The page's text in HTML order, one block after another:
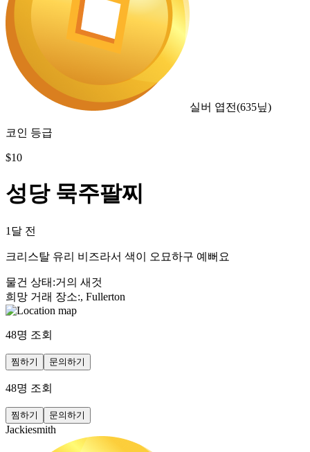
실버 엽전(635닢)
코인 등급
$10
성당 묵주팔찌
1달 전
크리스탈 유리 비즈라서 색이 오묘하구 예뻐요
물건 상태 :거의 새것
희망 거래 장소:, Fullerton
48명 조회
찜하기 문의하기
48명 조회
찜하기 문의하기
Jackiesmith